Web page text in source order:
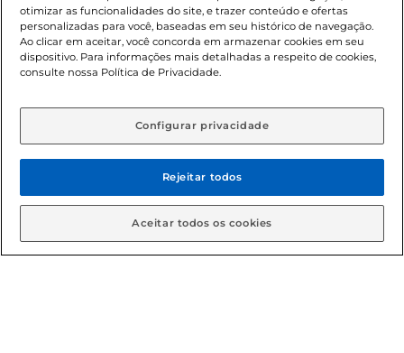
sofrer alterações sem prévia notificação. Proibida a venda
de bebidas alcoólicas para menores de 18 anos, conforme
Lei n.º 8069/90, art. 81, inciso II (Estatuto da Criança e do
Adolescente). Preços e condições exclusivos para o
aviso prévio. O valor mínimo para as compras on-line é de
© 2026 Copyright. Todos os direitos
reservados Gbarbosa.
otimizar as funcionalidades do site, e trazer conteúdo e ofertas
personalizadas para você, baseadas em seu histórico de navegação.
Ao clicar em aceitar, você concorda em armazenar cookies em seu
dispositivo. Para informações mais detalhadas a respeito de cookies,
consulte nossa Política de Privacidade.
Configurar privacidade
Rejeitar todos
Aceitar todos os cookies